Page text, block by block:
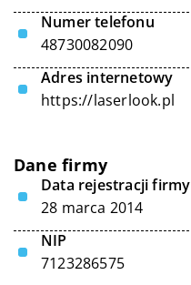
Numer telefonu
48730082090
Adres internetowy
https://laserlook.pl
Dane firmy
Data rejestracji firmy
28 marca 2014
NIP
7123286575